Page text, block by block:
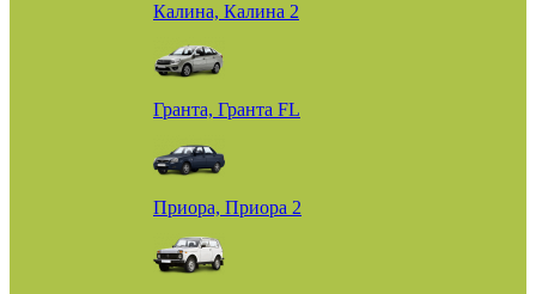
Калина, Калина 2
Гранта, Гранта FL
Приора, Приора 2